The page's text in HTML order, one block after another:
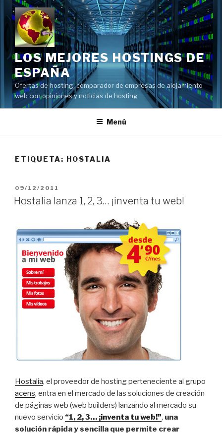
Saltar
contenido
LOS MEJORES HOSTINGS DE
ESPAÑA
Ofertas de hosting, comparador de empresas de alojamiento
web con opiniones y noticias de hosting
Menú
ETIQUETA: HOSTALIA
PUBLICADO
EL
09/12/2011
Hostalia lanza 1, 2, 3… ¡inventa tu web!
Hostalia, el proveedor de hosting perteneciente al grupo
acens, entra en el mercado de las soluciones de creación
de páginas web (web builders) lanzando al mercado su
nuevo servicio “1, 2, 3… ¡inventa tu web!”, una
solución rápida y sencilla que permite crear